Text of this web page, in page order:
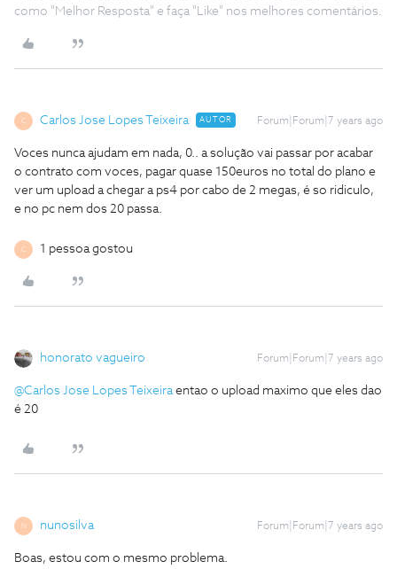
como "Melhor Resposta" e faça "Like" nos melhores comentários.
C Carlos Jose Lopes Teixeira AUTOR Forum|Forum|7 years ago
Voces nunca ajudam em nada, 0.. a solução vai passar por acabar
o contrato com voces, pagar quase 150euros no total do plano e
ver um upload a chegar a ps4 por cabo de 2 megas, é so ridiculo,
e no pc nem dos 20 passa.
C 1 pessoa gostou
honorato vagueiro Forum|Forum|7 years ago
@Carlos Jose Lopes Teixeiraentao o upload maximo que eles dao
é 20
N nunosilva Forum|Forum|7 years ago
Boas, estou com o mesmo problema.